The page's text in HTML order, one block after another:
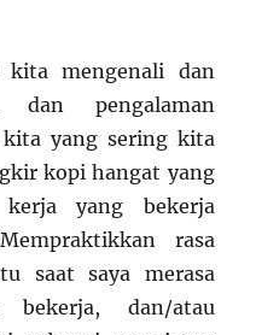
mengenali dan
dan pengalaman
yang sering kita
kopi hangat yang
yang bekerja
rasa
saat saya merasa
dan/atau